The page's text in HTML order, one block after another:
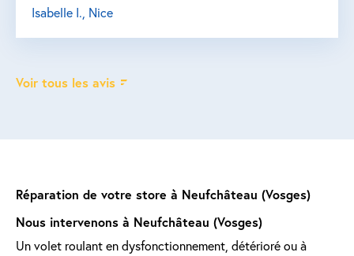
Réparation de votre store à Neufchâteau (Vosges)
Nous intervenons à Neufchâteau (Vosges)
Un volet roulant en dysfonctionnement, détérioré ou à
Isabelle I., Nice
Voir tous les avis